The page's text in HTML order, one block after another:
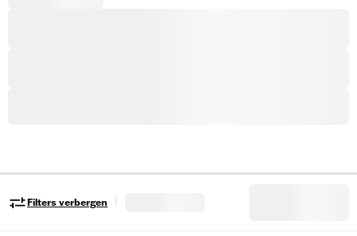
Filters verbergen